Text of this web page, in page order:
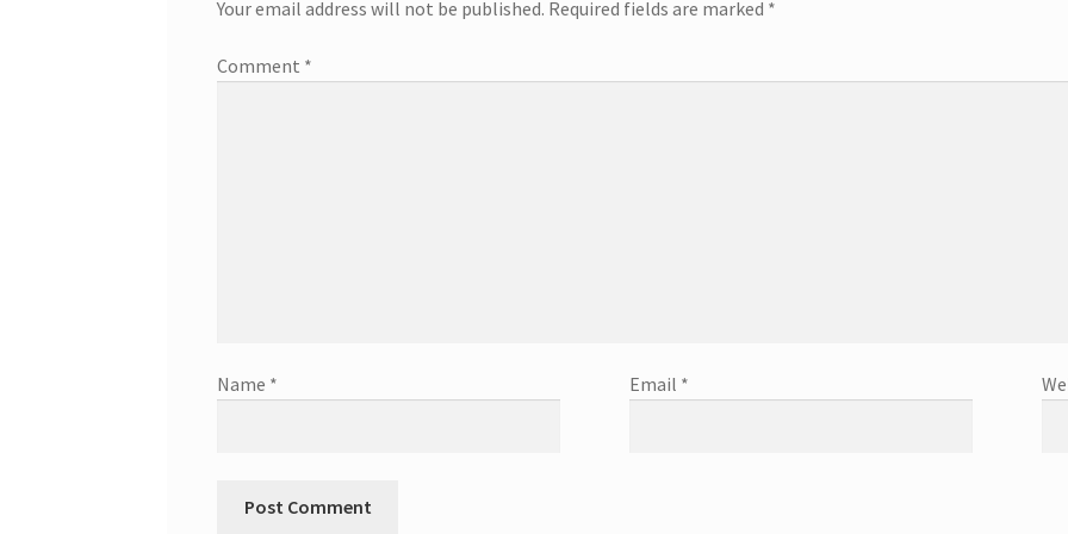
Your email address will not be published. Required fields are marked *
Comment *
Name * Email *